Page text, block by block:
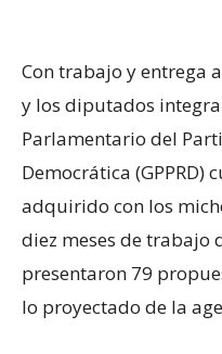
Con trabajo y entrega
y los diputados
Parlamentario del
Democrática (GPPRD)
adquirido con los
diez meses de trabajo
presentaron 79
lo proyectado de la